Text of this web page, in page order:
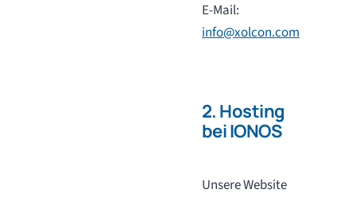
E-Mail:
info@xolcon.com
2. Hosting
bei IONOS
Unsere Website